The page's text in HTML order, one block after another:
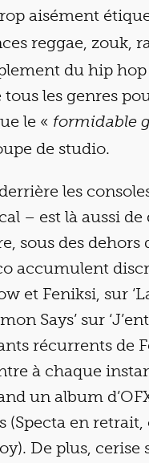
aisément
reggae, zouk,
du hip
les genres
le « formidable
de studio.
les
– est là aussi de
sous des dehors
accumulent
et Feniksi, sur
Says’ sur
récurrents de
à chaque
un album
en retrait,
De plus,